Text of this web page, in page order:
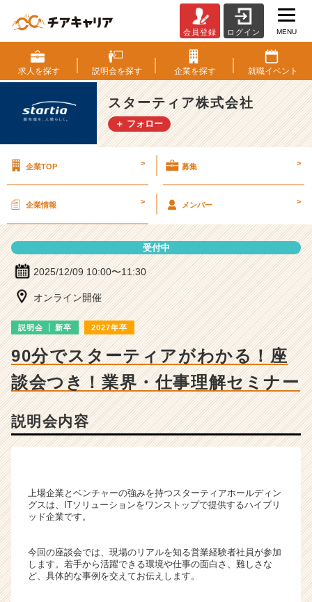
タ
ー
テ
ィ
ア
株
の
会
詳
細
|
ャ
成
長
企
ら
ス
ト
が
就
活
サ
会員登録 ログイン MENU
求人を探す 説明会を探す 企業を探す 就職イベント
スターティア株式会社
＋ フォロー
企業TOP > 募集 >
企業情報 > メンバー >
受付中
2025/12/09 10:00〜11:30
オンライン開催
説明会 新卒 2027年卒
90分でスターティアがわかる！座
談会つき！業界・仕事理解セミナー
説明会内容
上場企業とベンチャーの強みを持つスターティアホールディン
グスは、ITソリューションをワンストップで提供するハイブリ
ッド企業です。
今回の座談会では、現場のリアルを知る営業経験者社員が参加
します。若手から活躍できる環境や仕事の面白さ、難しさな
ど、具体的な事例を交えてお伝えします。